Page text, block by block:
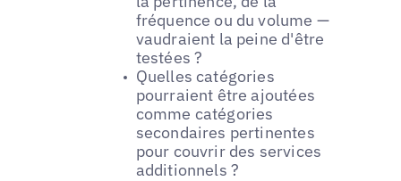
fréquence ou du volume —
vaudraient la peine d'être
testées ?
Quelles catégories
pourraient être ajoutées
comme catégories
secondaires pertinentes
pour couvrir des services
additionnels ?